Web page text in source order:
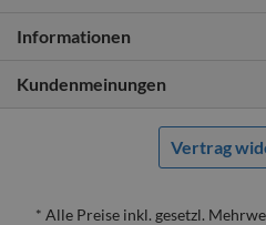
Informationen
Kundenmeinungen
Vertrag
* Alle Preise inkl. gesetzl.